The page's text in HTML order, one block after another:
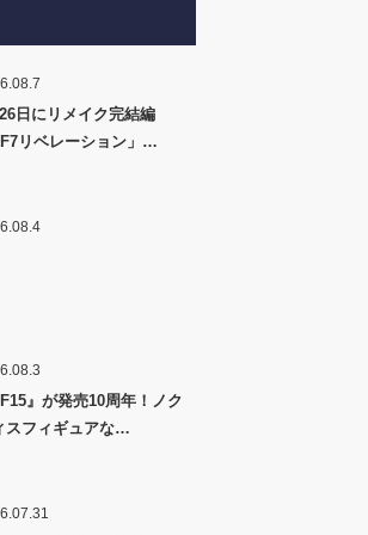
日にリメイク完結編
リベレーション」…
』が発売10周年！ノク
スフィギュアな…